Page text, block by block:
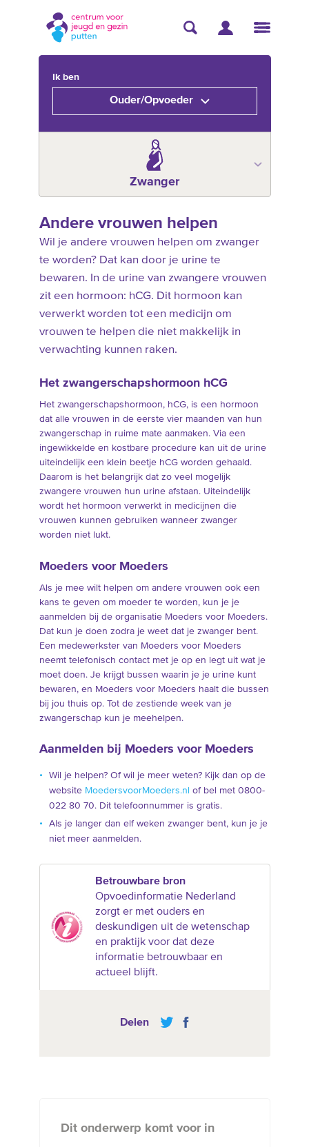
Ik ben
Ouder/Opvoeder
Zwanger
Andere vrouwen helpen
Wil je andere vrouwen helpen om zwanger
te worden? Dat kan door je urine te
bewaren. In de urine van zwangere vrouwen
zit een hormoon: hCG. Dit hormoon kan
verwerkt worden tot een medicijn om
vrouwen te helpen die niet makkelijk in
verwachting kunnen raken.
Het zwangerschapshormoon hCG
Het zwangerschapshormoon, hCG, is een hormoon
dat alle vrouwen in de eerste vier maanden van hun
zwangerschap in ruime mate aanmaken. Via een
ingewikkelde en kostbare procedure kan uit de urine
uiteindelijk een klein beetje hCG worden gehaald.
Daarom is het belangrijk dat zo veel mogelijk
zwangere vrouwen hun urine afstaan. Uiteindelijk
wordt het hormoon verwerkt in medicijnen die
vrouwen kunnen gebruiken wanneer zwanger
worden niet lukt.
Moeders voor Moeders
Als je mee wilt helpen om andere vrouwen ook een
kans te geven om moeder te worden, kun je je
aanmelden bij de organisatie Moeders voor Moeders.
Dat kun je doen zodra je weet dat je zwanger bent.
Een medewerkster van Moeders voor Moeders
neemt telefonisch contact met je op en legt uit wat je
moet doen. Je krijgt bussen waarin je je urine kunt
bewaren, en Moeders voor Moeders haalt die bussen
bij jou thuis op. Tot de zestiende week van je
zwangerschap kun je meehelpen.
Aanmelden bij Moeders voor Moeders
Wil je helpen? Of wil je meer weten? Kijk dan op de
website MoedersvoorMoeders.nl of bel met 0800-
022 80 70. Dit telefoonnummer is gratis.
Als je langer dan elf weken zwanger bent, kun je je
niet meer aanmelden.
Betrouwbare bron
Opvoedinformatie Nederland
zorgt er met ouders en
deskundigen uit de wetenschap
en praktijk voor dat deze
informatie betrouwbaar en
actueel blijft.
Delen
Dit onderwerp komt voor in